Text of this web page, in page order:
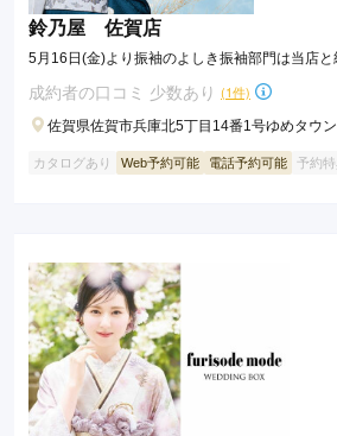
鈴乃屋 佐賀店
5月16日(金)より振袖のよしき振袖部門は当店と
成約者の口コミ 少数あり (1件)
佐賀県佐賀市兵庫北5丁目14番1号ゆめタウ
カタログあり Web予約可能 電話予約可能 予約特